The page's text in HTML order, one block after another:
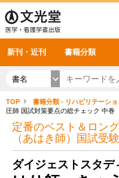
新刊・近刊 書籍分類
感染症 老年医学
呼吸器
循環器
雑誌投稿規定
理学療法
雑誌案内・年間購読
電子書籍
電子雑誌
書籍「データに基づく臨床動作
書籍「眼手術学」WEB動画
書籍「神経症候学 II 改訂第二
新刊一覧
今後の発行予定
書名
TOP 書籍分類 - リハビリテーショ
圧師 国試対策要点の総チェック 中巻
定番のベスト＆ロン
（あはき師）国試受
ダイジェストスタデ